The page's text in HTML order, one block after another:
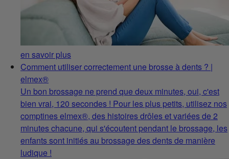
en savoir plus
Comment utiliser correctement une brosse à dents ? |
elmex®
Un bon brossage ne prend que deux minutes, oui, c'est
bien vrai, 120 secondes ! Pour les plus petits, utilisez nos
comptines elmex®, des histoires drôles et variées de 2
minutes chacune, qui s'écoutent pendant le brossage, les
enfants sont initiés au brossage des dents de manière
ludique !